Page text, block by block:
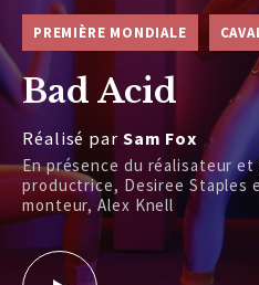
PREMIÈRE MONDIALE
Bad Acid
Réalisé par Sam Fox
En présence du réalisateur et
productrice, Desiree Staples
monteur, Alex Knell